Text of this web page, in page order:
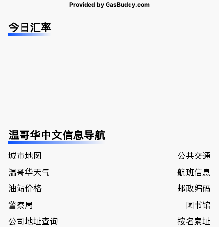
Provided by GasBuddy.com
今日汇率
温哥华中文信息导航
城市地图
公共交通
温哥华天气
航班信息
油站价格
邮政编码
警察局
图书馆
公司地址查询
按名索址